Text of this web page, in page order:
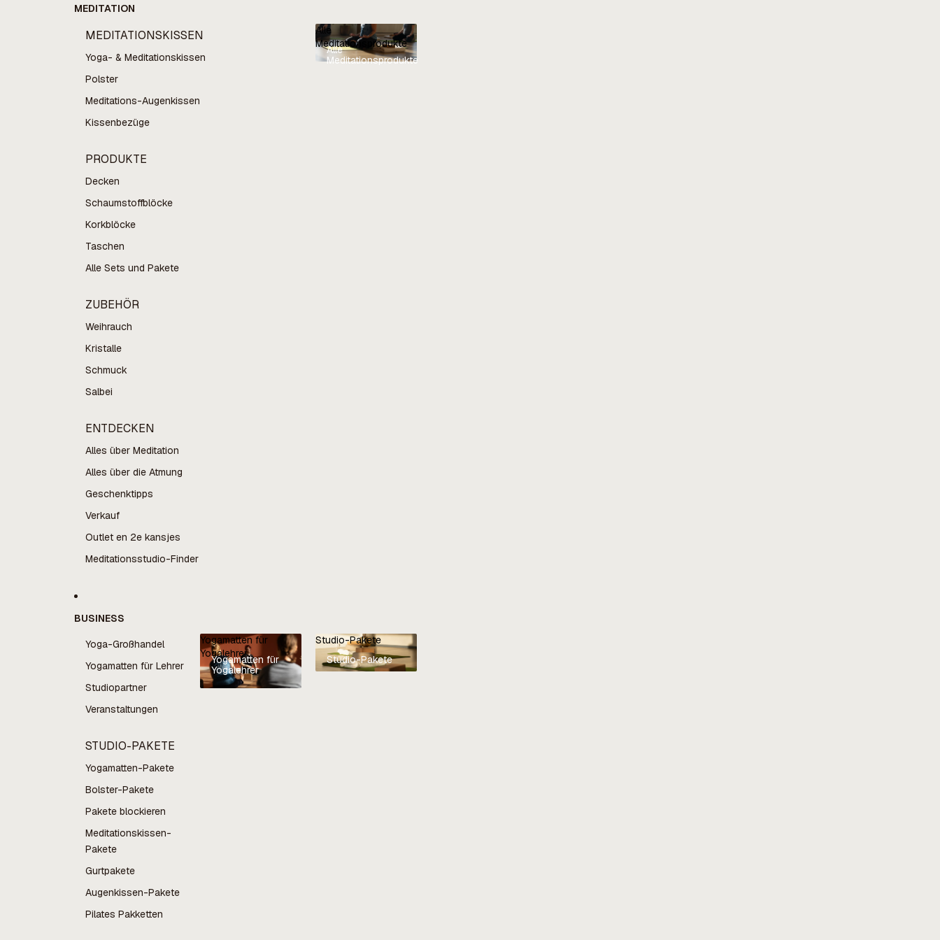
MEDITATION
MEDITATIONSKISSEN
Yoga- & Meditationskissen
Polster
Meditations-Augenkissen
Kissenbezüge
PRODUKTE
Decken
Schaumstoffblöcke
Korkblöcke
Taschen
Alle Sets und Pakete
ZUBEHÖR
Weihrauch
Kristalle
Schmuck
Salbei
ENTDECKEN
Alles über Meditation
Alles über die Atmung
Geschenktipps
Verkauf
Outlet en 2e kansjes
Meditationsstudio-Finder
Alle
Meditationsprodukte
Alle
Meditationsprodukte
BUSINESS
Yoga-Großhandel
Yogamatten für Lehrer
Studiopartner
Veranstaltungen
STUDIO-PAKETE
Yogamatten-Pakete
Bolster-Pakete
Pakete blockieren
Meditationskissen-
Pakete
Gurtpakete
Augenkissen-Pakete
Pilates Pakketten
Yogamatten für
Yogalehrer
Yogamatten für
Yogalehrer
Studio-Pakete
Studio-Pakete